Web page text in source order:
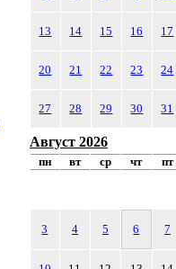
13 14 15 16 17
20 21 22 23 24
27 28 29 30 31
Август 2026
пн вт ср чт пт
3 4 5 6 7